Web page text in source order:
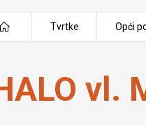
Tvrtke Opći
vl. Marko
vl.